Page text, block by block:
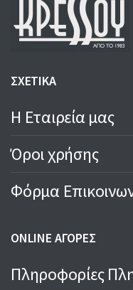
ΣΧΕΤΙΚΑ
Η Εταιρεία μας
Όροι χρήσης
Φόρμα
ONLINE ΑΓΟΡΕΣ
Πληροφορίες